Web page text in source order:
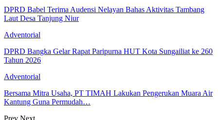
DPRD Babel Terima Audensi Nelayan Bahas Aktivitas Tambang
Laut Desa Tanjung Niur
Adventorial
DPRD Bangka Gelar Rapat Paripurna HUT Kota Sungailiat ke 260
Tahun 2026
Adventorial
Bersama Mitra Usaha, PT TIMAH Lakukan Pengerukan Muara Air
Kantung Guna Permudah…
Prev Next